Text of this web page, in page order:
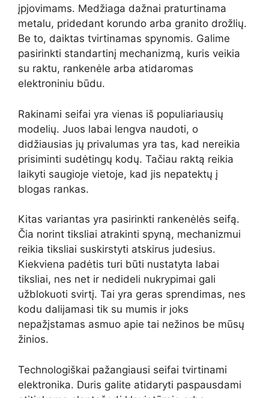
įpjovimams. Medžiaga dažnai praturtinama
metalu, pridedant korundo arba granito drožlių.
Be to, daiktas tvirtinamas spynomis. Galime
pasirinkti standartinį mechanizmą, kuris veikia
su raktu, rankenėle arba atidaromas
elektroniniu būdu.
Rakinami seifai yra vienas iš populiariausių
modelių. Juos labai lengva naudoti, o
didžiausias jų privalumas yra tas, kad nereikia
prisiminti sudėtingų kodų. Tačiau raktą reikia
laikyti saugioje vietoje, kad jis nepatektų į
blogas rankas.
Kitas variantas yra pasirinkti rankenėlės seifą.
Čia norint tiksliai atrakinti spyną, mechanizmui
reikia tiksliai suskirstyti atskirus judesius.
Kiekviena padėtis turi būti nustatyta labai
tiksliai, nes net ir nedideli nukrypimai gali
užblokuoti svirtį. Tai yra geras sprendimas, nes
kodu dalijamasi tik su mumis ir joks
nepažįstamas asmuo apie tai nežinos be mūsų
žinios.
Technologiškai pažangiausi seifai tvirtinami
elektronika. Duris galite atidaryti paspausdami